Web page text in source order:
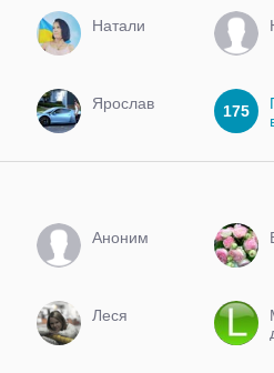
Натали
Ярослав 175
Аноним
Леся